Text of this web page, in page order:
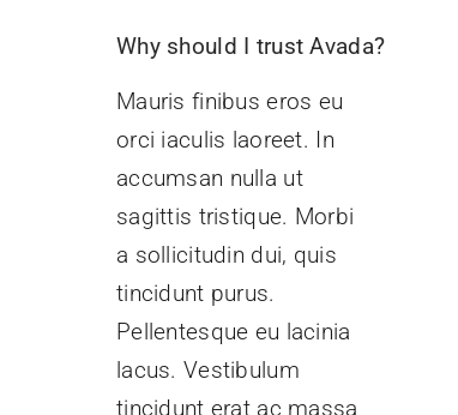
Why should I trust Avada?
Mauris finibus eros eu
orci iaculis laoreet. In
accumsan nulla ut
sagittis tristique. Morbi
a sollicitudin dui, quis
tincidunt purus.
Pellentesque eu lacinia
lacus. Vestibulum
tincidunt erat ac massa